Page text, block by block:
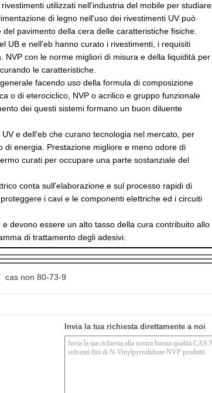
utilizzati nell'industria del mobile per studiare
di legno nell'uso dei rivestimenti UV può
pavimento della cera delle caratteristiche fisiche.
UB e nell'eb hanno curato i rivestimenti, i requisiti
NVP con le norme migliori di misura e della liquidità per
le caratteristiche.
facendo uso della formula di composizione
o di eterociclico, NVP o acrilico e gruppo funzionale
dei questi sistemi formano un buon diluente
e dell'eb che curano tecnologia nel mercato, per
energia. Prestazione migliore e meno odore di
curati per occupare una parte sostanziale del
conta sull'elaborazione e sul processo rapidi di
i cavi e le componenti elettriche ed i circuiti
devono essere un alto tasso della cura contribuito allo
di trattamento degli adesivi.
cas non 80-73-9
Invia la tua richiesta direttamente a noi